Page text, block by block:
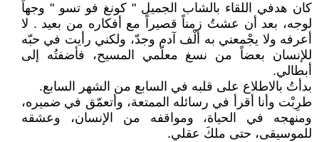
كان هدفي اللقاء بالشاب الجميل " كونغ فو تسو " وجهاً
لوجه، بعد أن عشتُ زمناً قصيراً مع أفكاره من بعيد . لا
أعرفه ولا يجْمعني به ألْف آدم وجدّ، ولكني رأيت في حبّه
للإنسان بعضاً من نسغ معلّمي المسيح، فأضفتُه إلى
أبطالي.
بدأتُ بالاطلاع على قلبه في السابع من الشهر السابع.
طرِبْت وأنا أقرأ في رسائله الممتعة، وأتعمّق في ضميره،
ومنهجه في الحياة، ومواقفه من الإنسان، وعشقه
للموسيقى، حتى ملكَ عقلي.